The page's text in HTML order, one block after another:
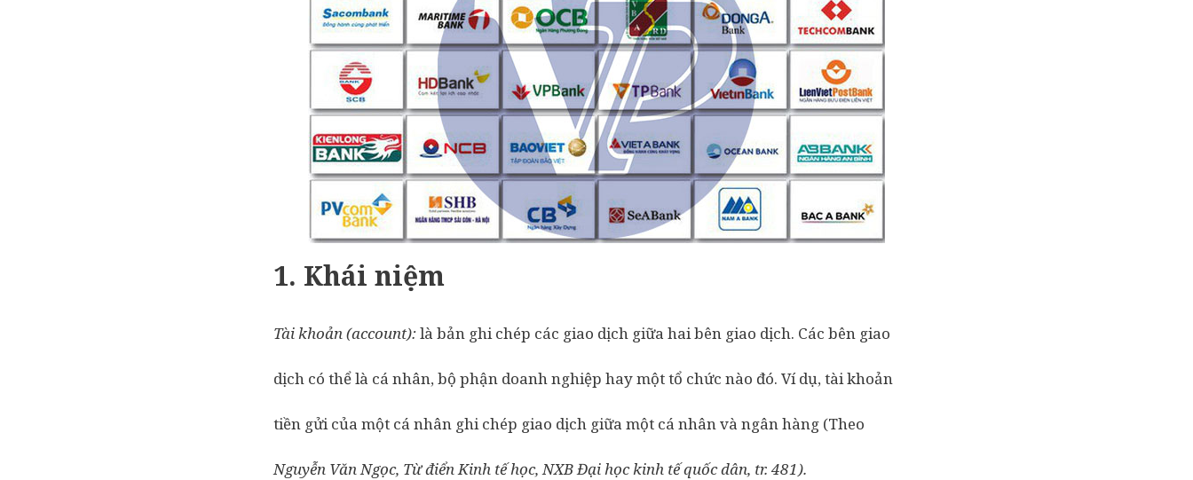
1. Khái niệm
Tài khoản (account):là bản ghi chép các giao dịch giữa hai bên giao dịch. Các bên giao
dịch có thể là cá nhân, bộ phận doanh nghiệp hay một tổ chức nào đó. Ví dụ, tài khoản
tiền gửi của một cá nhân ghi chép giao dịch giữa một cá nhân và ngân hàng (Theo
Nguyễn Văn Ngọc, Từ điển Kinh tế học, NXB Đại học kinh tế quốc dân, tr. 481).